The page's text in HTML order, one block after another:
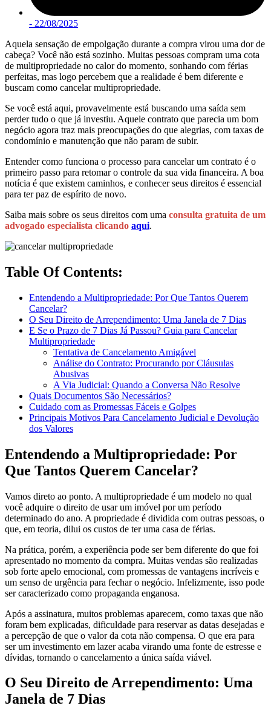
- 22/08/2025
Aquela sensação de empolgação durante a compra virou uma dor de
cabeça? Você não está sozinho. Muitas pessoas compram uma cota
de multipropriedade no calor do momento, sonhando com férias
perfeitas, mas logo percebem que a realidade é bem diferente e
buscam como cancelar multipropriedade.
Se você está aqui, provavelmente está buscando uma saída sem
perder tudo o que já investiu. Aquele contrato que parecia um bom
negócio agora traz mais preocupações do que alegrias, com taxas de
condomínio e manutenção que não param de subir.
Entender como funciona o processo para cancelar um contrato é o
primeiro passo para retomar o controle da sua vida financeira. A boa
notícia é que existem caminhos, e conhecer seus direitos é essencial
para ter paz de espírito de novo.
Saiba mais sobre os seus direitos com uma consulta gratuita de um
advogado especialista clicando aqui.
Table Of Contents:
Entendendo a Multipropriedade: Por Que Tantos Querem
Cancelar?
O Seu Direito de Arrependimento: Uma Janela de 7 Dias
E Se o Prazo de 7 Dias Já Passou? Guia para Cancelar
Multipropriedade
Tentativa de Cancelamento Amigável
Análise do Contrato: Procurando por Cláusulas
Abusivas
A Via Judicial: Quando a Conversa Não Resolve
Quais Documentos São Necessários?
Cuidado com as Promessas Fáceis e Golpes
Principais Motivos Para Cancelamento Judicial e Devolução
dos Valores
Entendendo a Multipropriedade: Por
Que Tantos Querem Cancelar?
Vamos direto ao ponto. A multipropriedade é um modelo no qual
você adquire o direito de usar um imóvel por um período
determinado do ano. A propriedade é dividida com outras pessoas, o
que, em teoria, dilui os custos de ter uma casa de férias.
Na prática, porém, a experiência pode ser bem diferente do que foi
apresentado no momento da compra. Muitas vendas são realizadas
sob forte apelo emocional, com promessas de vantagens incríveis e
um senso de urgência para fechar o negócio. Infelizmente, isso pode
ser caracterizado como propaganda enganosa.
Após a assinatura, muitos problemas aparecem, como taxas que não
foram bem explicadas, dificuldade para reservar as datas desejadas e
a percepção de que o valor da cota não compensa. O que era para
ser um investimento em lazer acaba virando uma fonte de estresse e
dívidas, tornando o cancelamento a única saída viável.
O Seu Direito de Arrependimento: Uma
Janela de 7 Dias